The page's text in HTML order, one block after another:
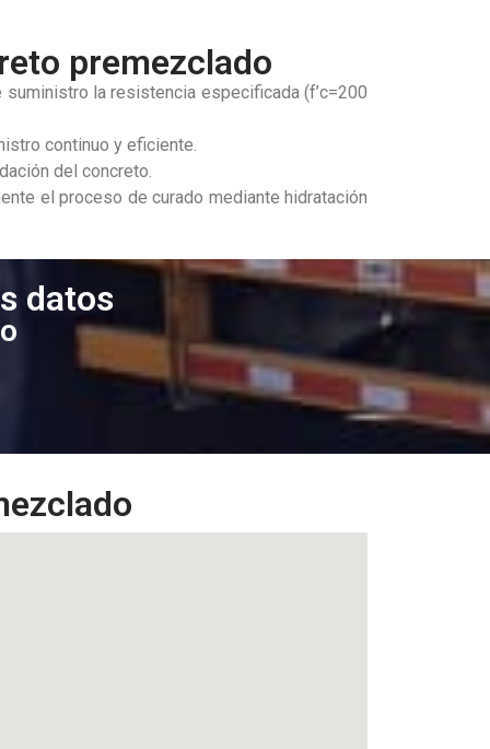
premezclado
la resistencia especificada (f’c=200
continuo y eficiente.
del concreto.
el proceso de curado mediante hidratación
datos